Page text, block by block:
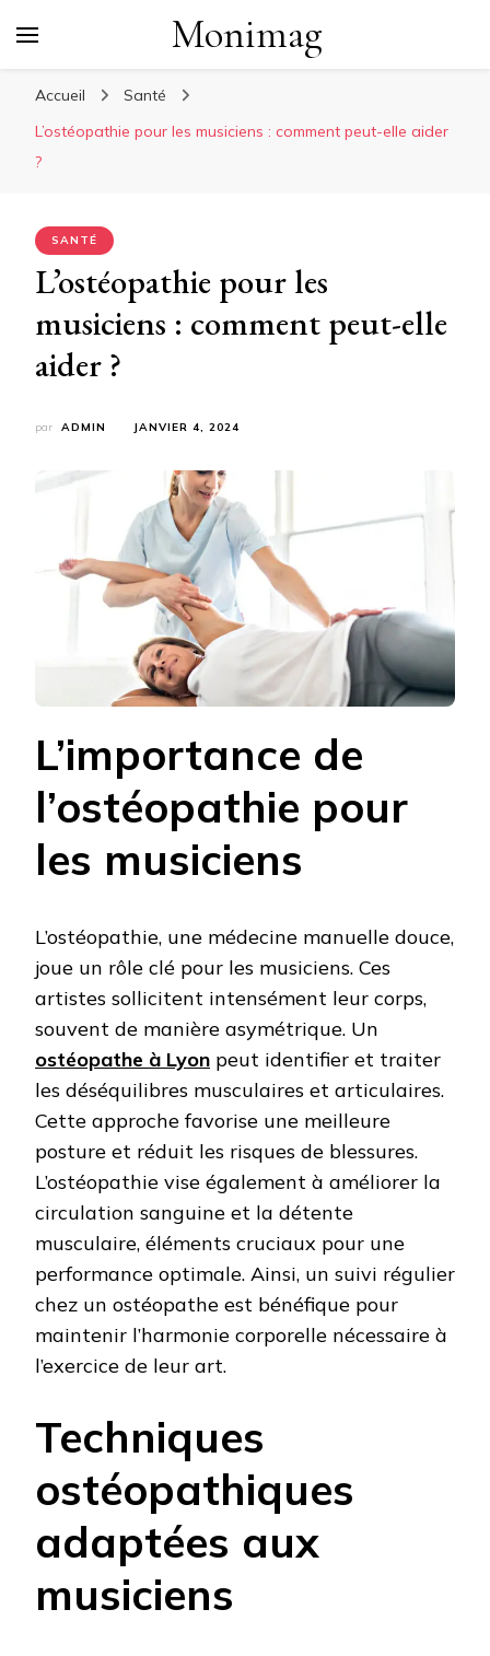
Monimag
Accueil
Santé
L’ostéopathie pour les musiciens : comment peut-elle aider
?
SANTÉ
L’ostéopathie pour les
musiciens : comment peut-elle
aider ?
par ADMIN JANVIER 4, 2024
L’importance de
l’ostéopathie pour
les musiciens
L’ostéopathie, une médecine manuelle douce,
joue un rôle clé pour les musiciens. Ces
artistes sollicitent intensément leur corps,
souvent de manière asymétrique. Un
ostéopathe à Lyon peut identifier et traiter
les déséquilibres musculaires et articulaires.
Cette approche favorise une meilleure
posture et réduit les risques de blessures.
L’ostéopathie vise également à améliorer la
circulation sanguine et la détente
musculaire, éléments cruciaux pour une
performance optimale. Ainsi, un suivi régulier
chez un ostéopathe est bénéfique pour
maintenir l’harmonie corporelle nécessaire à
l’exercice de leur art.
Techniques
ostéopathiques
adaptées aux
musiciens